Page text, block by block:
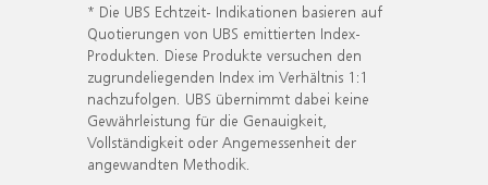
* Die UBS Echtzeit- Indikationen basieren auf
Quotierungen von UBS emittierten Index-
Produkten. Diese Produkte versuchen den
zugrundeliegenden Index im Verhältnis 1:1
nachzufolgen. UBS übernimmt dabei keine
Gewährleistung für die Genauigkeit,
Vollständigkeit oder Angemessenheit der
angewandten Methodik.